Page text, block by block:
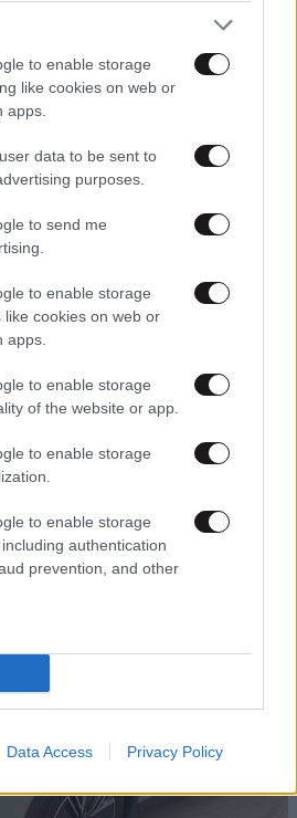
to enable storage
like cookies on web or
apps.
data to be sent to
purposes.
to send me
to enable storage
like cookies on web or
apps.
to enable storage
of the website or app.
to enable storage
to enable storage
authentication
prevention, and other
Data Access Privacy Policy
X
τεχνητή νοημοσύνη
για τα ανασφάλιστα